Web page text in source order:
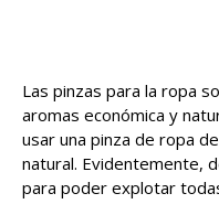
Las pinzas para la ropa
aromas económica y
usar una pinza de ropa
natural. Evidentemente,
para poder explotar